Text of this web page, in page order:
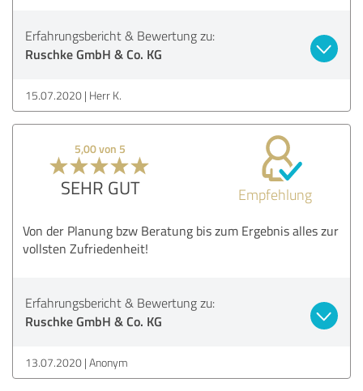
Erfahrungsbericht & Bewertung zu:
Ruschke GmbH & Co. KG
15.07.2020 Herr K.
5,00 von 5
SEHR GUT Empfehlung
Von der Planung bzw Beratung bis zum Ergebnis alles zur
vollsten Zufriedenheit!
Erfahrungsbericht & Bewertung zu:
Ruschke GmbH & Co. KG
13.07.2020 Anonym